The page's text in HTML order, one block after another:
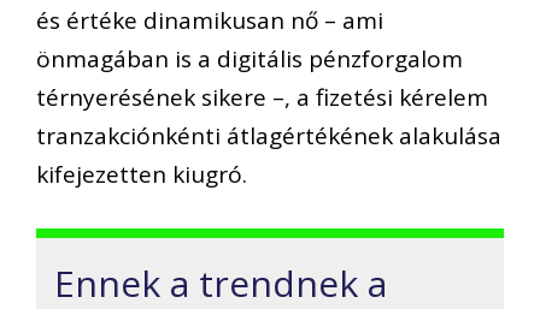
és értéke dinamikusan nő – ami
önmagában is a digitális pénzforgalom
térnyerésének sikere –, a fizetési kérelem
tranzakciónkénti átlagértékének alakulása
kifejezetten kiugró.
Ennek a trendnek a